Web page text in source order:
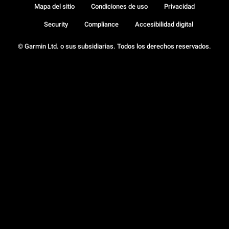
© Garmin Ltd. o sus subsidiarias. Todos los derechos reservados.
Mapa del sitio Condiciones de uso Privacidad
Security Compliance Accesibilidad digital